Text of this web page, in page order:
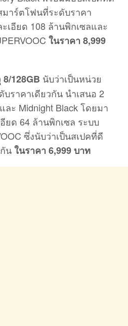
มาร์ตโฟนที่ระดับราคา
เอียด 108 ล้านพิกเซลและ
ในราคา 8,999
128GB นับว่าเป็นหน่วย
ราคาเดียวกัน นำเสนอ 2
ละ Midnight Black โดยมา
ยด 64 ล้านพิกเซล ระบบ
ซึ่งนับว่าเป็นสเปคที่ดี
นในราคา 6,999 บาท